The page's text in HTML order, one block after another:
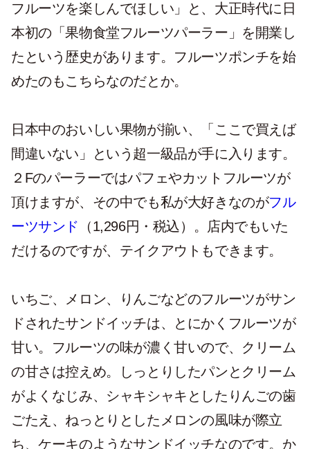
フルーツを楽しんでほしい」と、大正時代に日
本初の「果物食堂フルーツパーラー」を開業し
たという歴史があります。フルーツポンチを始
めたのもこちらなのだとか。
日本中のおいしい果物が揃い、「ここで買えば
間違いない」という超一級品が手に入ります。
２Fのパーラーではパフェやカットフルーツが
頂けますが、その中でも私が大好きなのがフル
ーツサンド （1,296円・税込）。店内でもいた
だけるのですが、テイクアウトもできます。
いちご、メロン、りんごなどのフルーツがサン
ドされたサンドイッチは、とにかくフルーツが
甘い。フルーツの味が濃く甘いので、クリーム
の甘さは控えめ。しっとりしたパンとクリーム
がよくなじみ、シャキシャキとしたりんごの歯
ごたえ、ねっとりとしたメロンの風味が際立
ち、ケーキのようなサンドイッチなのです。か